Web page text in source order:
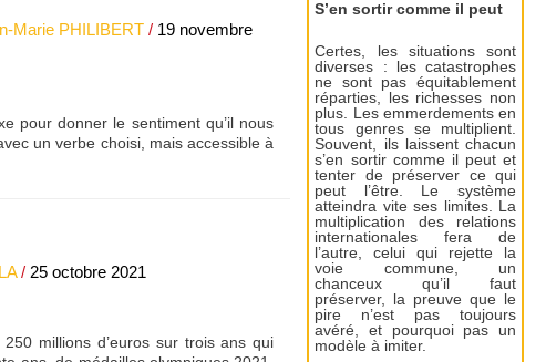
Marie PHILIBERT / 19 novembre
pour donner le sentiment qu’il nous
un verbe choisi, mais accessible à
/ 25 octobre 2021
millions d’euros sur trois ans qui
S’en sortir comme il peut
Certes, les situations sont
diverses : les catastrophes
ne sont pas équitablement
réparties, les richesses non
plus. Les emmerdements en
tous genres se multiplient.
Souvent, ils laissent chacun
s’en sortir comme il peut et
tenter de préserver ce qui
peut l’être. Le système
atteindra vite ses limites. La
multiplication des relations
internationales fera de
l’autre, celui qui rejette la
voie commune, un
chanceux qu’il faut
préserver, la preuve que le
pire n’est pas toujours
avéré, et pourquoi pas un
modèle à imiter.